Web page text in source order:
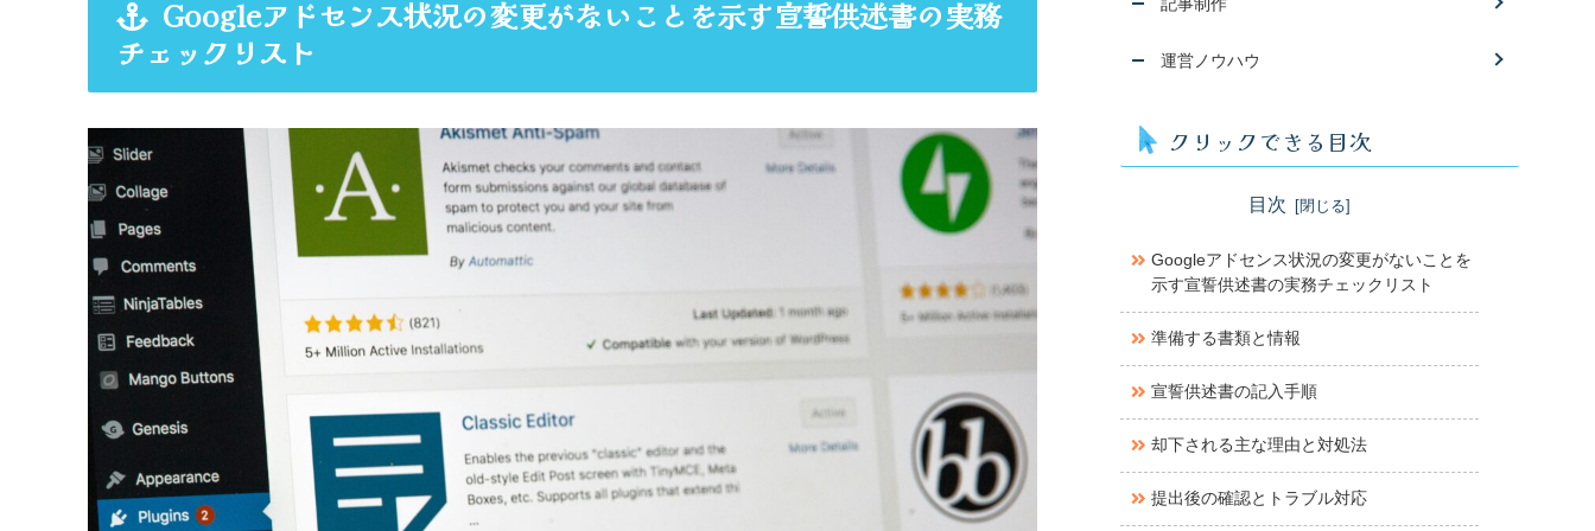
Googleアドセンス状況の変更がないことを示す宣誓供述書の実務
チェックリスト
記事制作
運営ノウハウ
クリックできる目次
目次
Googleアドセンス状況の変更がないことを
示す宣誓供述書の実務チェックリスト
準備する書類と情報
宣誓供述書の記入手順
却下される主な理由と対処法
提出後の確認とトラブル対応